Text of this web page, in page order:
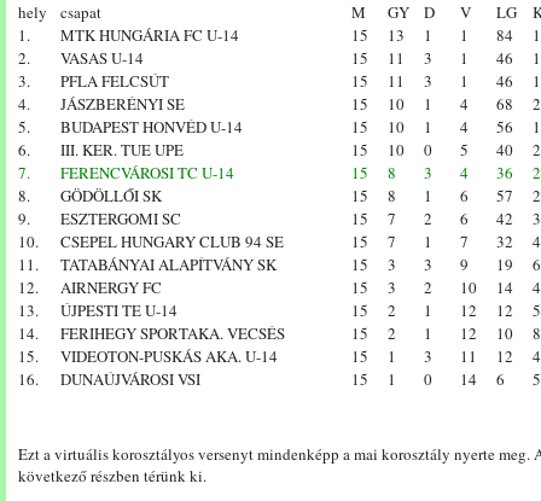
hely csapat M GY D V LG
1.
MTK HUNGÁRIA FC U-14 15 13 1 1 84
2.
VASAS U-14 15 11 3 1 46
3.
PFLA FELCSÚT 15 11 3 1 46
4.
JÁSZBERÉNYI SE 15 10 1 4 68
5.
BUDAPEST HONVÉD U-14 15 10 1 4 56
6.
III. KER. TUE UPE 15 10 0 5 40
7.
FERENCVÁROSI TC U-14 15 8 3 4 36
8.
GÖDÖLLŐI SK 15 8 1 6 57
9.
ESZTERGOMI SC 15 7 2 6 42
10.
CSEPEL HUNGARY CLUB 94 SE 15 7 1 7 32
11.
TATABÁNYAI ALAPÍTVÁNY SK 15 3 3 9 19
12.
AIRNERGY FC 15 3 2 10 14
13.
ÚJPESTI TE U-14 15 2 1 12 12
14.
FERIHEGY SPORTAKA. VECSÉS 15 2 1 12 10
15.
VIDEOTON-PUSKÁS AKA. U-14 15 1 3 11 12
16.
DUNAÚJVÁROSI VSI 15 1 0 14 6
Ezt a virtuális korosztályos versenyt mindenképp a mai korosztály nyerte meg.
következő részben térünk ki.